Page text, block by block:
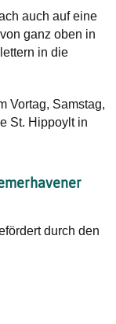
auch auf eine
ganz oben in
in die
Vortag, Samstag,
St. Hippoylt in
durch den